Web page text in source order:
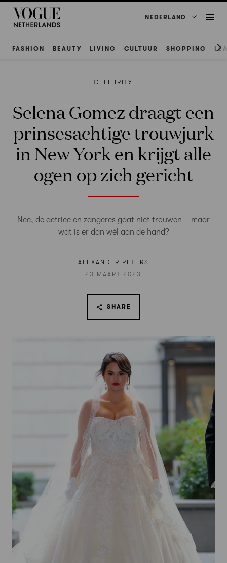
NEDERLAND
FASHION BEAUTY LIVING CULTUUR SHOPPING
CELEBRITY
Selena Gomez draagt een
prinsesachtige trouwjurk
in New York en krijgt alle
ogen op zich gericht
Nee, de actrice en zangeres gaat niet trouwen – maar
wat is er dan wél aan de hand?
ALEXANDER PETERS
23 MAART 2023
SHARE